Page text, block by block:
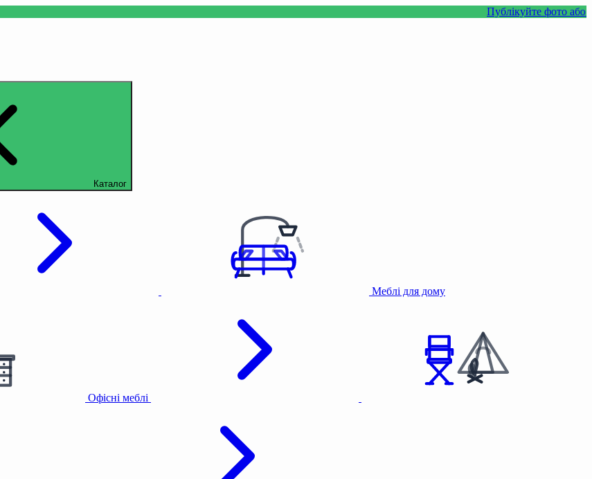
Публікуйте фото або відео
Каталог
Меблі для дому
Офісні меблі